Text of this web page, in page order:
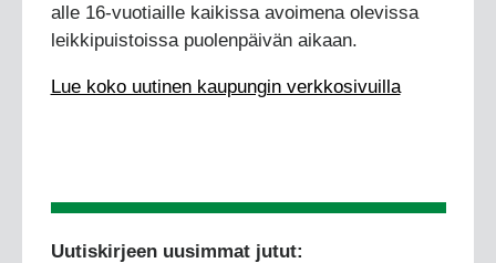
alle 16-vuotiaille kaikissa avoimena olevissa
leikkipuistoissa puolenpäivän aikaan.
Lue koko uutinen kaupungin verkkosivuilla
Uutiskirjeen uusimmat jutut: